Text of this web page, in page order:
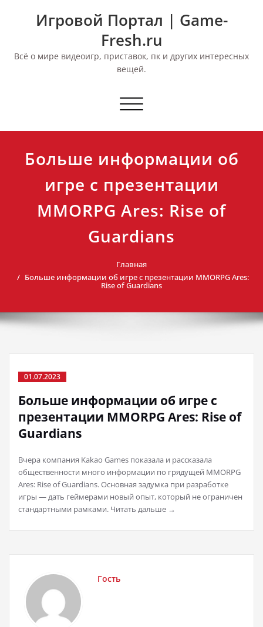
Игровой Портал | Game-
Fresh.ru
Всё о мире видеоигр, приставок, пк и других интересных
вещей.
Переключить
Больше информации об
игре с презентации
MMORPG Ares: Rise of
Guardians
Главная
Больше информации об игре с презентации MMORPG Ares:
Rise of Guardians
01.07.2023
Больше информации об игре с
презентации MMORPG Ares: Rise of
Guardians
Вчера компания Kakao Games показала и рассказала
общественности много информации по грядущей MMORPG
Ares: Rise of Guardians. Основная задумка при разработке
игры — дать геймерами новый опыт, который не ограничен
стандартными рамками. Читать дальше →
Гость